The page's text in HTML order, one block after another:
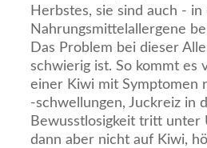
Herbstes, sie sind auch -
Nahrungsmittelallergene
Das Problem bei dieser
schwierig ist. So kommt es
einer Kiwi mit Symptomen
-schwellungen, Juckreiz in
Bewusstlosigkeit tritt unter
dann aber nicht auf Kiwi,